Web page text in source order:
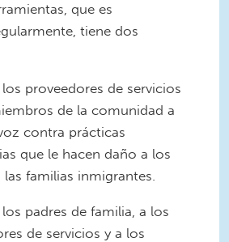
que es
tiene dos
proveedores de servicios
de la comunidad a
contra prácticas
que le hacen daño a los
las familias inmigrantes.
padres de familia, a los
de servicios y a los